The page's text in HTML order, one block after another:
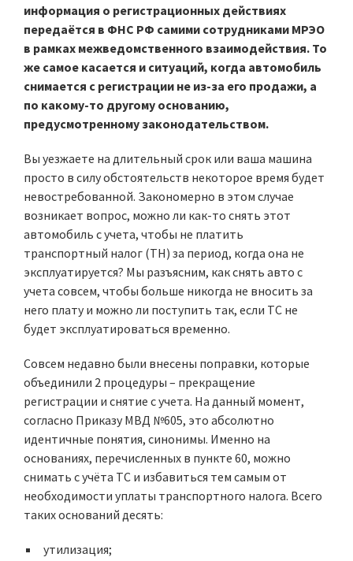
информация о регистрационных действиях
передаётся в ФНС РФ самими сотрудниками МРЭО
в рамках межведомственного взаимодействия. То
же самое касается и ситуаций, когда автомобиль
снимается с регистрации не из-за его продажи, а
по какому-то другому основанию,
предусмотренному законодательством.
Вы уезжаете на длительный срок или ваша машина
просто в силу обстоятельств некоторое время будет
невостребованной. Закономерно в этом случае
возникает вопрос, можно ли как-то снять этот
автомобиль с учета, чтобы не платить
транспортный налог (ТН) за период, когда она не
эксплуатируется? Мы разъясним, как снять авто с
учета совсем, чтобы больше никогда не вносить за
него плату и можно ли поступить так, если ТС не
будет эксплуатироваться временно.
Совсем недавно были внесены поправки, которые
объединили 2 процедуры – прекращение
регистрации и снятие с учета. На данный момент,
согласно Приказу МВД №605, это абсолютно
идентичные понятия, синонимы. Именно на
основаниях, перечисленных в пункте 60, можно
снимать с учёта ТС и избавиться тем самым от
необходимости уплаты транспортного налога. Всего
таких оснований десять:
утилизация;